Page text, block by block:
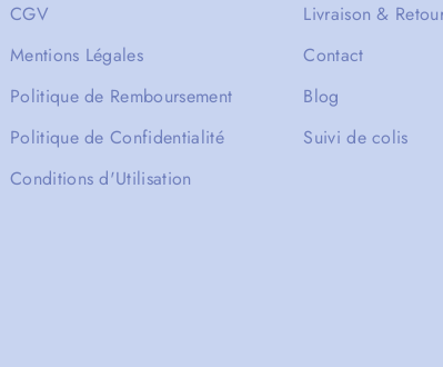
CGV
Mentions Légales
Politique de Remboursement
Politique de Confidentialité
Conditions d'Utilisation
Livraison &
Contact
Blog
Suivi de colis